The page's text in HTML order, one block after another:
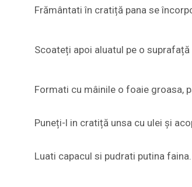
Frământati în cratiță pana se
Scoateți apoi aluatul pe o
Formati cu mâinile o foaie groasa,
Puneți-l in cratiță unsa cu ulei și
Luati capacul si pudrati putina